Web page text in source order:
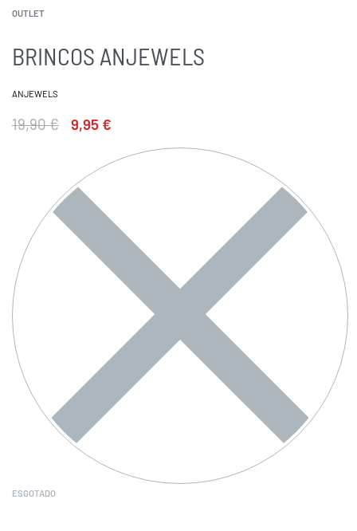
OUTLET
BRINCOS ANJEWELS
ANJEWELS
19,90€ 9,95 €
ESGOTADO